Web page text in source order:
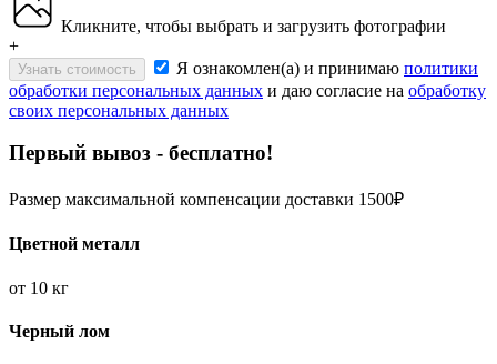
Кликните, чтобы выбрать и загрузить фотографии
+
Узнать стоимость Я ознакомлен(а) и принимаю политики
обработки персональных данных и даю согласие на обработку
своих персональных данных
Первый вывоз - бесплатно!
Размер максимальной компенсации доставки 1500₽
Цветной металл
от 10 кг
Черный лом